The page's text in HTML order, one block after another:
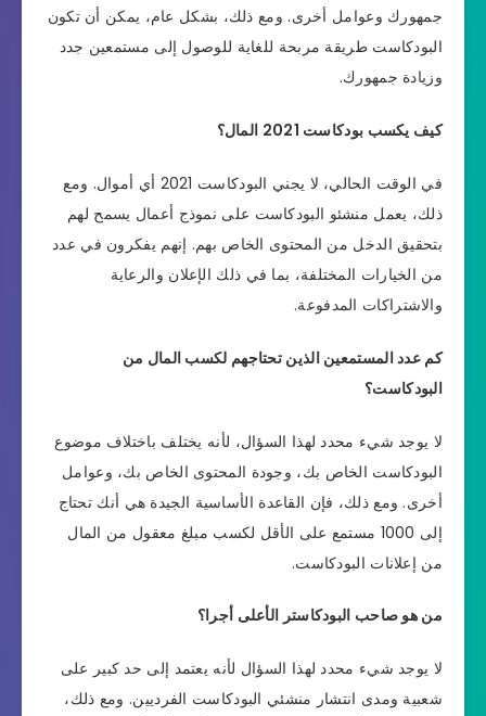
جمهورك وعوامل أخرى. ومع ذلك، بشكل عام، يمكن أن تكون
البودكاست طريقة مربحة للغاية للوصول إلى مستمعين جدد
وزيادة جمهورك.
كيف يكسب بودكاست 2021 المال؟
في الوقت الحالي، لا يجني البودكاست 2021 أي أموال. ومع
ذلك، يعمل منشئو البودكاست على نموذج أعمال يسمح لهم
بتحقيق الدخل من المحتوى الخاص بهم. إنهم يفكرون في عدد
من الخيارات المختلفة، بما في ذلك الإعلان والرعاية
والاشتراكات المدفوعة.
كم عدد المستمعين الذين تحتاجهم لكسب المال من
البودكاست؟
لا يوجد شيء محدد لهذا السؤال، لأنه يختلف باختلاف موضوع
البودكاست الخاص بك، وجودة المحتوى الخاص بك، وعوامل
أخرى. ومع ذلك، فإن القاعدة الأساسية الجيدة هي أنك تحتاج
إلى 1000 مستمع على الأقل لكسب مبلغ معقول من المال
من إعلانات البودكاست.
من هو صاحب البودكاستر الأعلى أجرا؟
لا يوجد شيء محدد لهذا السؤال لأنه يعتمد إلى حد كبير على
شعبية ومدى انتشار منشئي البودكاست الفرديين. ومع ذلك،